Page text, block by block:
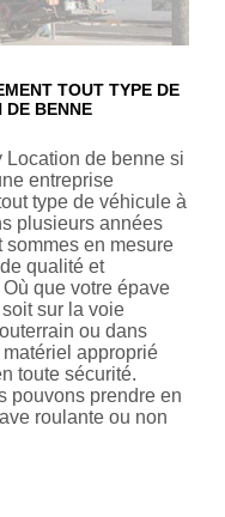
TOUT TYPE DE
DE BENNE
Location de benne si
entreprise
type de véhicule à
plusieurs années
sommes en mesure
qualité et
que votre épave
sur la voie
ou dans
approprié
toute sécurité.
pouvons prendre en
roulante ou non